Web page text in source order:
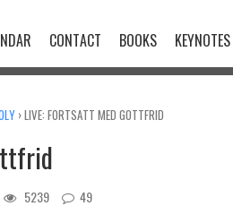
CONTACT BOOKS KEYNOTES
›LIVE: FORTSATT MED GOTTFRID
5239 49